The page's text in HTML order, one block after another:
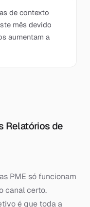
de contexto
mês devido
aumentam a
Relatórios de
PME só funcionam
canal certo.
é que toda a